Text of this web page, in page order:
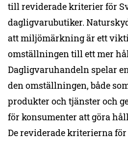
till reviderade kriterier för
dagligvarubutiker.
att miljömärkning är ett
omställningen till ett mer
Dagligvaruhandeln spelar
den omställningen, både
produkter och tjänster och
för konsumenter att göra
De reviderade kriterierna